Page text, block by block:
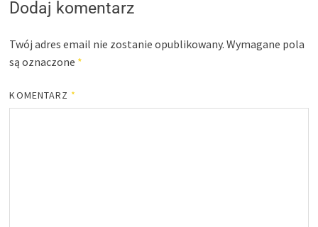
Dodaj komentarz
Twój adres email nie zostanie opublikowany. Wymagane pola
są oznaczone *
KOMENTARZ *